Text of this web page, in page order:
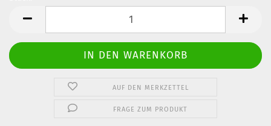
AUF DEN MERKZETTEL
FRAGE ZUM PRODUKT